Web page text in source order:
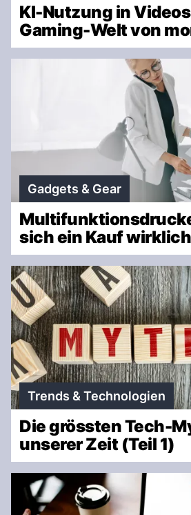
KI-Nutzung in
Gaming-Welt von
Gadgets & Gear
sich ein Kauf
Trends & Technologien
Die grössten Tech-
unserer Zeit (Teil 1)